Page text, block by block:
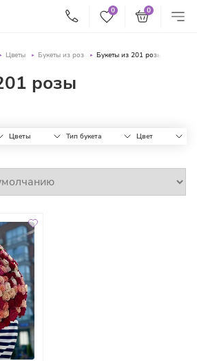
0 0
Цветы Букеты из роз Букеты из 201 розы
розы
Цветы Тип букета Цвет